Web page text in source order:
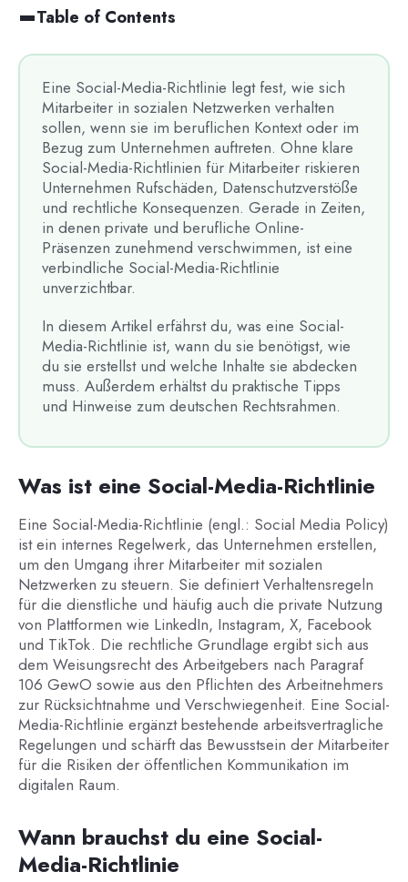
Eine Social-Media-Richtlinie legt fest, wie sich
Mitarbeiter in sozialen Netzwerken verhalten
sollen, wenn sie im beruflichen Kontext oder im
Bezug zum Unternehmen auftreten. Ohne klare
Social-Media-Richtlinien für Mitarbeiter riskieren
Unternehmen Rufschäden, Datenschutzverstöße
und rechtliche Konsequenzen. Gerade in Zeiten,
in denen private und berufliche Online-
Präsenzen zunehmend verschwimmen, ist eine
verbindliche Social-Media-Richtlinie
unverzichtbar.
In diesem Artikel erfährst du, was eine Social-
Media-Richtlinie ist, wann du sie benötigst, wie
du sie erstellst und welche Inhalte sie abdecken
muss. Außerdem erhältst du praktische Tipps
und Hinweise zum deutschen Rechtsrahmen.
Table of Contents
Was ist eine Social-Media-Richtlinie
Eine Social-Media-Richtlinie (engl.: Social Media Policy)
ist ein internes Regelwerk, das Unternehmen erstellen,
um den Umgang ihrer Mitarbeiter mit sozialen
Netzwerken zu steuern. Sie definiert Verhaltensregeln
für die dienstliche und häufig auch die private Nutzung
von Plattformen wie LinkedIn, Instagram, X, Facebook
und TikTok. Die rechtliche Grundlage ergibt sich aus
dem Weisungsrecht des Arbeitgebers nach Paragraf
106 GewO sowie aus den Pflichten des Arbeitnehmers
zur Rücksichtnahme und Verschwiegenheit. Eine Social-
Media-Richtlinie ergänzt bestehende arbeitsvertragliche
Regelungen und schärft das Bewusstsein der Mitarbeiter
für die Risiken der öffentlichen Kommunikation im
digitalen Raum.
Wann brauchst du eine Social-
Media-Richtlinie